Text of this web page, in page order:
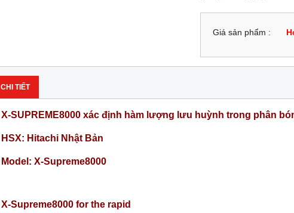
Giá sản phẩm :
CHI TIẾT
X-SUPREME8000 xác định hàm lượng lưu huỳnh trong phân
HSX: Hitachi Nhật Bản
Model: X-Supreme8000
X-Supreme8000 for the rapid